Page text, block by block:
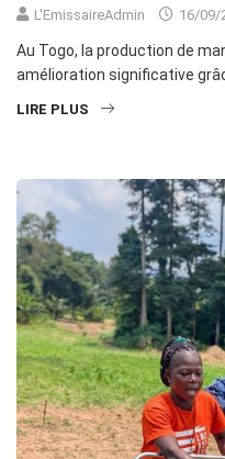
L'EmissaireAdmin 16/09/
Au Togo, la production de
amélioration significative
LIRE PLUS